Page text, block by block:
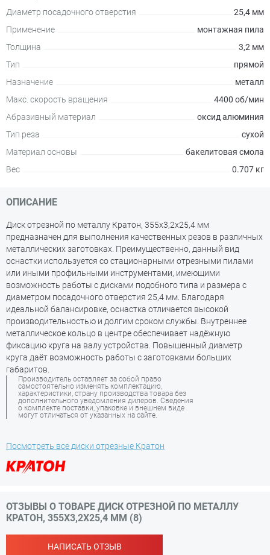
Диаметр посадочного отверстия
25,4 мм
Применение
монтажная пила
Толщина
3,2 мм
Тип
прямой
Назначение
металл
Макс. скорость вращения
4400 об/мин
Абразивный материал
оксид алюминия
Тип реза
сухой
Материал основы
бакелитовая смола
Вес
0.707 кг
ОПИСАНИЕ
Диск отрезной по металлу Кратон, 355x3,2x25,4 мм
предназначен для выполнения качественных резов в различных
металлических заготовках. Преимущественно, данный вид
оснастки используется со стационарными отрезными пилами
или иными профильными инструментами, имеющими
возможность работы с дисками подобного типа и размера с
диаметром посадочного отверстия 25,4 мм. Благодаря
идеальной балансировке, оснастка отличается высокой
производительностью и долгим сроком службы. Внутреннее
металлическое кольцо в центре обеспечивает надёжную
фиксацию круга на валу устройства. Повышенный диаметр
круга даёт возможность работы с заготовками больших
габаритов.
Производитель оставляет за собой право
самостоятельно изменять комплектацию,
характеристики, страну производства товара без
дополнительного уведомления дилеров. Сведения
о комплекте поставки, упаковке и внешнем виде
могут отличаться от указанных на сайте.
Посмотреть все диски отрезные Кратон
ОТЗЫВЫ О ТОВАРЕ ДИСК ОТРЕЗНОЙ ПО МЕТАЛЛУ
КРАТОН, 355X3,2X25,4 ММ (8)
НАПИСАТЬ ОТЗЫВ